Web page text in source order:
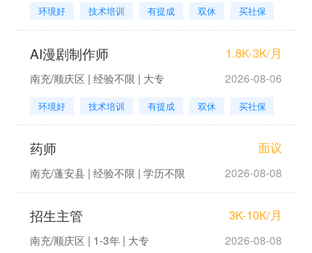
环境好 技术培训 有提成 双休 买社保
AI漫剧制作师 1.8K-3K/月
南充/顺庆区 | 经验不限 | 大专 2026-08-06
环境好 技术培训 有提成 双休 买社保
药师 面议
南充/蓬安县 | 经验不限 | 学历不限 2026-08-08
招生主管 3K-10K/月
南充/顺庆区 | 1-3年 | 大专 2026-08-08